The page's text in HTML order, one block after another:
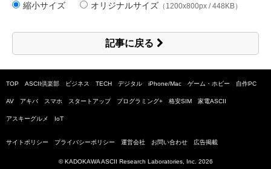
縮小サイズ オリジナルサイズ （1200x800px / 448KB）
記事に戻る
TOP ASCII倶楽部 ビジネス TECH デジタル iPhone/Mac ゲーム・ホビー 自作PC
AV アキバ スマホ スタートアップ プログラミング+ 格安SIM 家電ASCII
アスキーグルメ IoT
サイトポリシー プライバシーポリシー 運営会社 お問い合わせ 広告掲載
© KADOKAWA ASCII Research Laboratories, Inc. 2026